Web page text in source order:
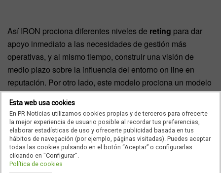
Así IRON prociona diferentes niveles de reting para dar
apoyo inmediato a las necesidades de gestión más
operativas, y al mismo tiempo, construir una visión de
medio plazo sobre la influencia del entorno on line en
reputación. Por otro lado, este modelo prociona un modelo
integrado de detección, seguiento y evaluación del pacto
real de las alertas que se pueden producir.
Los informes sintetizan las conclusiones de los temas
clave del periodo, evolución de las menciones de
Esta web usa cookies
En PR Noticias utilizamos cookies propias y de terceros para ofrecerte
la mejor experiencia de usuario posible al recordar tus preferencias,
elaborar estadísticas de uso y ofrecerte publicidad basada en tus
hábitos de navegación (por ejemplo, páginas visitadas). Puedes aceptar
todas las cookies pulsando en el botón “Aceptar” o configurarlas
clicando en "Configurar".
Política de cookies